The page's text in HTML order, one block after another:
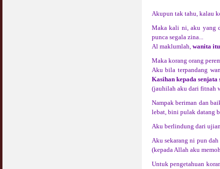
Akupun tak tahu, kalau
Maka kali ni, aku yang
punca segala zina...
Al maklumlah, wanita
Maka korang orang
Aku bila terpandang
Kasihan kepada senjata
(jauhilah aku dari fitnah
Nampak beriman dan
lebat, bini pulak datang
Aku berlindung dari
Aku sekarang ni pun
(kepada Allah aku
Untuk pengetahuan